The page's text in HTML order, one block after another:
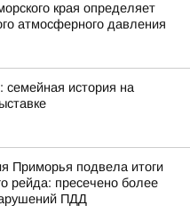
края определяет
атмосферного давления
семейная история на
Приморья подвела итоги
рейда: пресечено более
ПДД